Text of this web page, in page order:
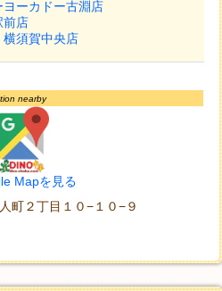
ーカドー古淵店
前店
須賀中央店
nearby
Mapを見る
町２丁目１０−１０−９